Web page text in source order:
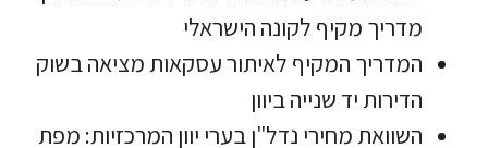
מדריך מקיף לקונה הישראלי
המדריך המקיף לאיתור עסקאות מציאה בשוק
הדירות יד שנייה ביוון
השוואת מחירי נדל"ן בערי יוון המרכזיות: מפת